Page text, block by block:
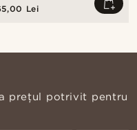
Lei
prețul potrivit pentru